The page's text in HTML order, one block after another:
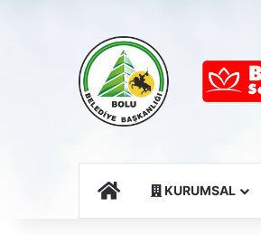
Ana SayfaKURUMSAL